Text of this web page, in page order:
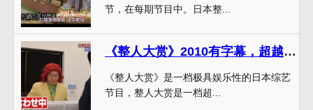
节，在每期节目中。日本整...
《整人大赏》2010有字幕，超越想象的整人技能大PK
《整人大赏》是一档极具娱乐性的日本综艺
节目，整人大赏是一档超...